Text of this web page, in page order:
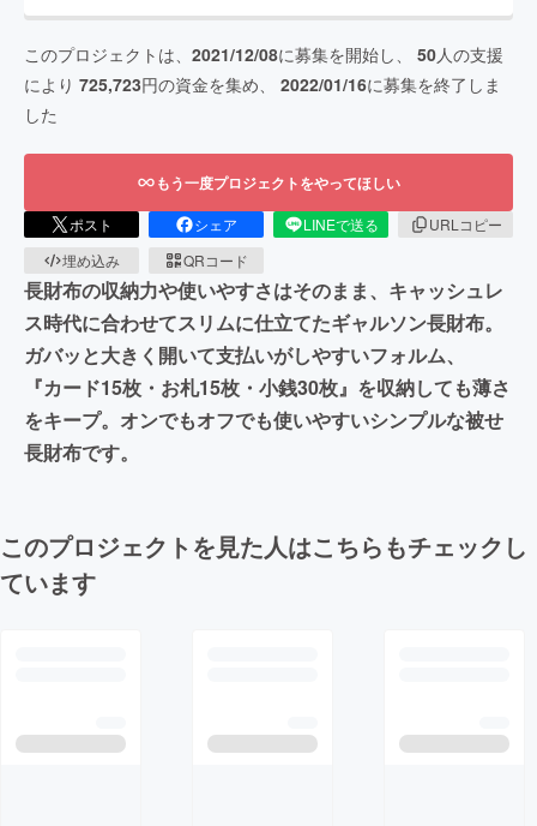
このプロジェクトは、 2021/12/08に募集を開始し、 50人の支援
により 725,723円の資金を集め、 2022/01/16に募集を終了しま
した
もう一度プロジェクトをやってほしい
ポスト シェア LINEで送る
URLコピー
埋め込み
QRコード
長財布の収納力や使いやすさはそのまま、キャッシュレ
ス時代に合わせてスリムに仕立てたギャルソン長財布。
ガバッと大きく開いて支払いがしやすいフォルム、
『カード15枚・お札15枚・小銭30枚』を収納しても薄さ
をキープ。オンでもオフでも使いやすいシンプルな被せ
長財布です。
このプロジェクトを見た人はこちらもチェックし
ています